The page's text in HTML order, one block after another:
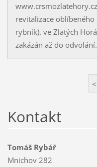
revitalizace
rybník). ve Zlatých
zakázán až do odvolání.
Kontakt
Tomáš Rybář
Mnichov 282